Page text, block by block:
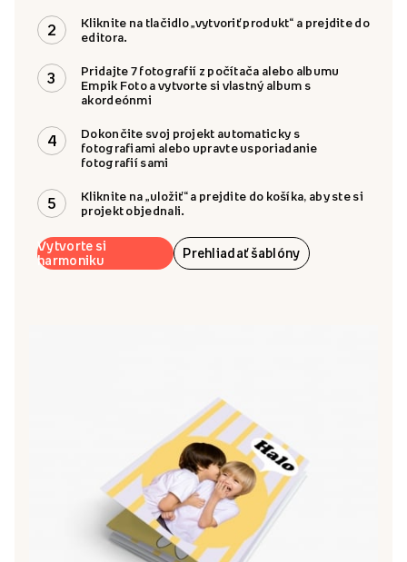
2
Kliknite na tlačidlo „vytvoriť produkt“ a prejdite do
editora.
3
Pridajte 7 fotografií z počítača alebo albumu
Empik Foto a vytvorte si vlastný album s
akordeónmi
4
Dokončite svoj projekt automaticky s
fotografiami alebo upravte usporiadanie
fotografií sami
5
Kliknite na „uložiť“ a prejdite do košíka, aby ste si
projekt objednali.
Vytvorte si
harmoniku
Prehliadať šablóny